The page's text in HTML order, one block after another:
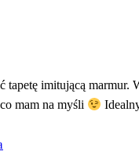
imitującą marmur.
mam na myśli